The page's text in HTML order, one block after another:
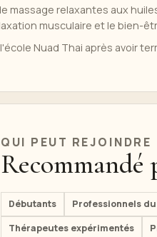
massage relaxantes aux
musculaire et le bien-
Nuad Thai après avoir
QUI PEUT REJOINDRE
Recommandé
Débutants
Professionnels
Thérapeutes expérimentés